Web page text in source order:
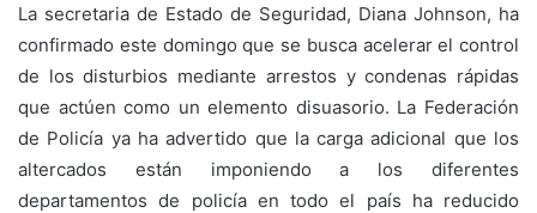
La secretaria de Estado de Seguridad, Diana Johnson, ha
confirmado este domingo que se busca acelerar el control
de los disturbios mediante arrestos y condenas rápidas
que actúen como un elemento disuasorio. La Federación
de Policía ya ha advertido que la carga adicional que los
altercados están imponiendo a los diferentes
departamentos de policía en todo el país ha reducido